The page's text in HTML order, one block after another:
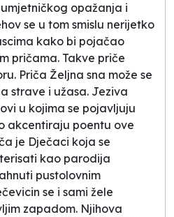
opažanja i
se u tom smislu nerijetko
kako bi pojačao
pričama. Takve priče
Priča Željna sna može se
strave i užasa. Jeziva
u kojima se pojavljuju
akcentiraju poentu ove
je Dječaci koja se
kao parodija
pustolovnim
se i sami žele
zapadom. Njihova